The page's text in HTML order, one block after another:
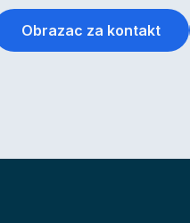
Obrazac za kontakt